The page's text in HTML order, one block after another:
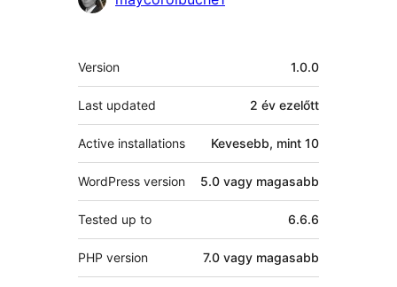
Meta
Version 1.0.0
Last updated 2 év ezelőtt
Active installations Kevesebb, mint 10
WordPress version 5.0 vagy magasabb
Tested up to 6.6.6
PHP version 7.0 vagy magasabb